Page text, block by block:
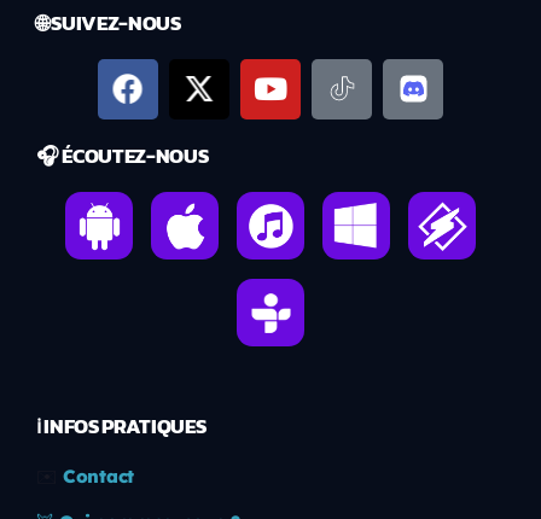
🌐 SUIVEZ-NOUS
🎧 ÉCOUTEZ-NOUS
ℹ️ INFOS PRATIQUES
Contact